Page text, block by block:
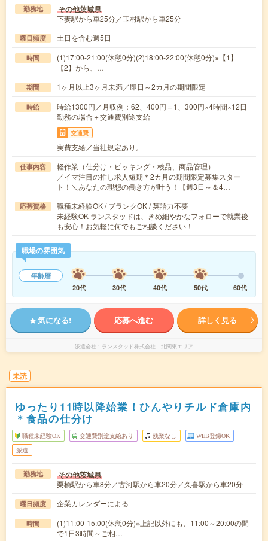
勤務地 その他茨城県
下妻駅から車25分／玉村駅から車25分
曜日頻度 土日を含む週5日
時間
(1)17:00-21:00(休憩0分)(2)18:00-22:00(休憩0分)※【1】
【2】から、…
期間 1ヶ月以上3ヶ月未満／即日～2カ月の期間限定
時給
時給1300円／月収例：62、400円＝1、300円×4時間×12日
勤務の場合＋交通費別途支給
交通費
実費支給／当社規定あり。
仕事内容
軽作業（仕分け・ピッキング・検品、商品管理）
／イマ注目の推し求人短期＊2カ月の期間限定募集スター
ト！＼あなたの理想の働き方が叶う！【週3日～＆4…
応募資格
職種未経験OK / ブランクOK / 英語力不要
未経験OK ランスタッドは、きめ細やかなフォローで就業後
も安心！お気軽に何でもご相談ください！
職場の雰囲気
年齢層
20代
30代 40代 50代 60代
気になる! 応募へ進む 詳しく見る
派遣会社 ランスタッド株式会社 北関東エリア
未読
ゆったり11時以降始業！ひんやりチルド倉庫内
＊食品の仕分け
職種未経験OK 交通費別途支給あり 残業なし WEB登録OK
派遣
勤務地 その他茨城県
栗橋駅から車8分／古河駅から車20分／久喜駅から車20分
曜日頻度 企業カレンダーによる
時間
(1)11:00-15:00(休憩0分)※上記以外にも、11:00～20:00の間
で1日3時間～ご相…